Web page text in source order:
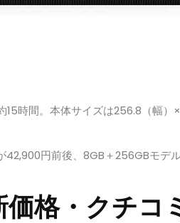
15時間。本体サイズは256.8（幅
円前後、8GB＋256GBモデ
格・クチコ